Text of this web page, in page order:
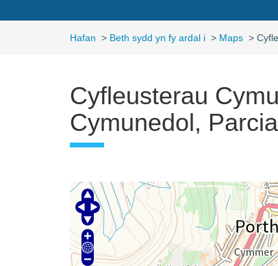
Hafan > Beth sydd yn fy ardal i > Maps >
Cyfleusterau
Cymunedol,